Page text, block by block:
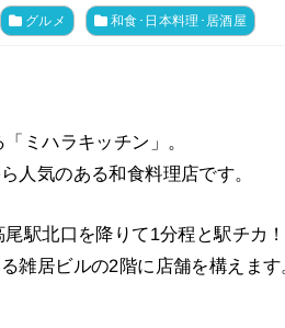
グルメ 和食･日本料理･居酒屋
ミハラキッチン」。
人気のある和食料理店です。
駅北口を降りて1分程と駅チカ！
雑居ビルの2階に店舗を構えます